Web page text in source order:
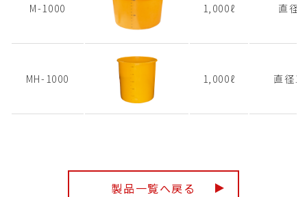
M-1000 1,000ℓ 直径
MH-1000 1,000ℓ 直径
製品一覧へ戻る